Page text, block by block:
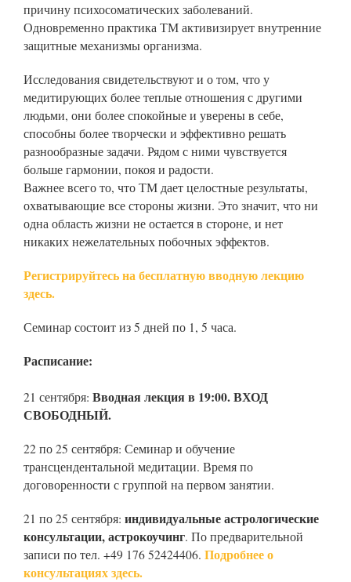
причину психосоматических заболеваний.
Одновременно практика ТМ активизирует внутренние
защитные механизмы организма.
Исследования свидетельствуют и о том, что у
медитирующих более теплые отношения с другими
людьми, они более спокойные и уверены в себе,
способны более творчески и эффективно решать
разнообразные задачи. Рядом с ними чувствуется
больше гармонии, покоя и радости.
Важнее всего то, что ТМ дает целостные результаты,
охватывающие все стороны жизни. Это значит, что ни
одна область жизни не остается в стороне, и нет
никаких нежелательных побочных эффектов.
Регистрируйтесь на бесплатную вводную лекцию
здесь.
Семинар состоит из 5 дней по 1, 5 часа.
Расписание:
21 сентября: Вводная лекция в 19:00. ВХОД
СВОБОДНЫЙ.
22 по 25 сентября: Семинар и обучение
трансцендентальной медитации. Время по
договоренности с группой на первом занятии.
21 по 25 сентября: индивидуальные астрологические
консультации, астрокоучинг. По предварительной
записи по тел. +49 176 52424406. Подробнее о
консультациях здесь.